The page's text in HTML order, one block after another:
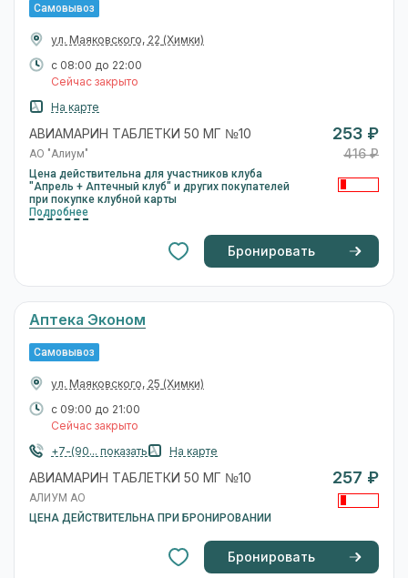
Самовывоз
ул. Маяковского, 22 (Химки)
с 08:00 до 22:00
Сейчас закрыто
На карте
АВИАМАРИН ТАБЛЕТКИ 50 МГ №10
АО "Алиум"
Цена действительна для участников клуба
"Апрель + Аптечный клуб" и других покупателей
при покупке клубной карты
Подробнее
253 ₽
416 ₽
Бронировать
Аптека Эконом
Самовывоз
ул. Маяковского, 25 (Химки)
с 09:00 до 21:00
Сейчас закрыто
+7-(90... показать
На карте
АВИАМАРИН ТАБЛЕТКИ 50 МГ №10
АЛИУМ АО
ЦЕНА ДЕЙСТВИТЕЛЬНА ПРИ БРОНИРОВАНИИ
257 ₽
Бронировать